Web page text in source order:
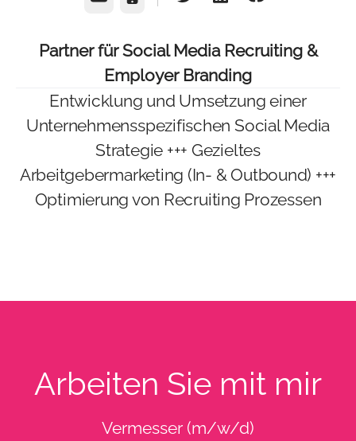
Partner für Social Media Recruiting &
Employer Branding
Entwicklung und Umsetzung einer
Unternehmensspezifischen Social Media
Strategie +++ Gezieltes
Arbeitgebermarketing (In- & Outbound) +++
Optimierung von Recruiting Prozessen
Arbeiten Sie mit mir
Vermesser (m/w/d)